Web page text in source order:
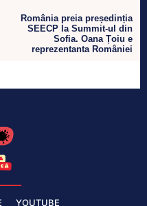
România preia președinția
SEECP la Summit-ul din
Sofia. Oana Țoiu e
reprezentanta României
YOUTUBE